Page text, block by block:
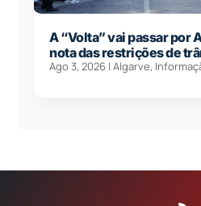
A “Volta” vai passar por
nota das restrições de
Ago 3, 2026 |Algarve,